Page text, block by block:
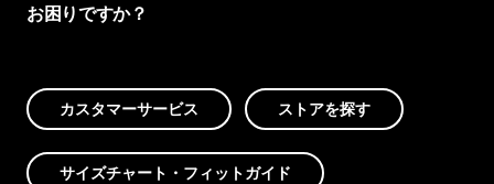
お困りですか？
カスタマーサービス ストアを探す
サイズチャート・フィットガイド